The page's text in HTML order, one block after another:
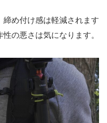
め付け感は軽減されます
の悪さは気になります。